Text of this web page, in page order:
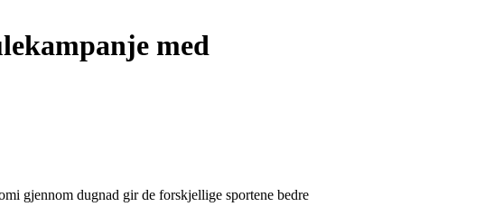
med
gjennom dugnad gir de forskjellige sportene bedre